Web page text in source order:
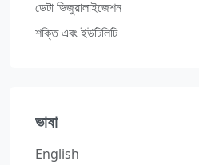
ডেটা ভিজুয়ালাইজেশন
শক্তি এবং ইউটিলিটি
ভাষা
English